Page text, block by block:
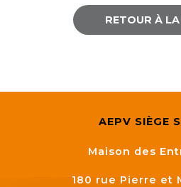
RETOUR À
AEPV SIÈGE
Maison des
180 rue Pierre et